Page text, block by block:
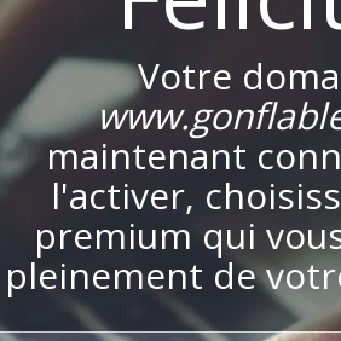
Votre
maintenant
l'activer,
premium qui
pleinement de